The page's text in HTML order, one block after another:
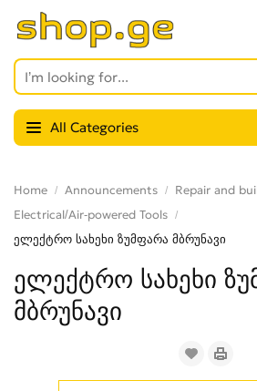
All Categories
Home Announcements
Repair and
Electrical/Air-powered Tools
ელექტრო სახეხი ზუმფარა მბრუნავი
ელექტრო სახეხი
მბრუნავი